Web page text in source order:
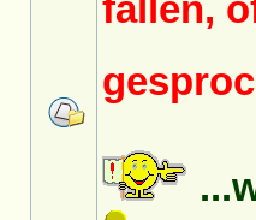
fallen,